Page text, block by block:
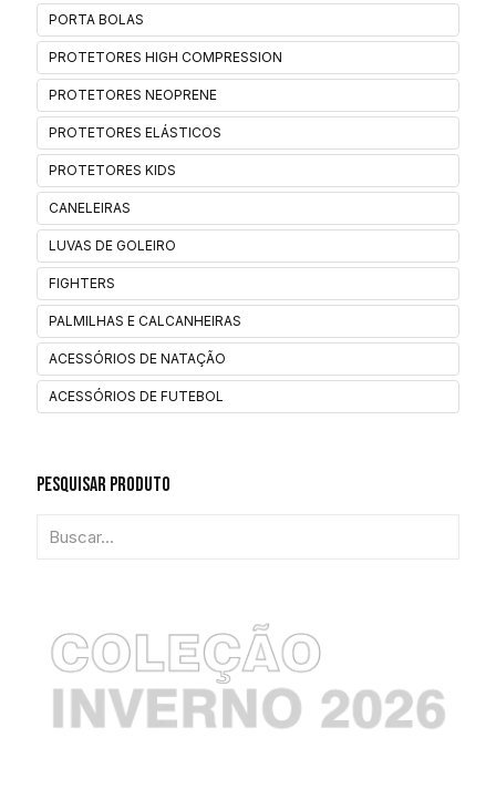
PORTA BOLAS
PROTETORES HIGH COMPRESSION
PROTETORES NEOPRENE
PROTETORES ELÁSTICOS
PROTETORES KIDS
CANELEIRAS
LUVAS DE GOLEIRO
FIGHTERS
PALMILHAS E CALCANHEIRAS
ACESSÓRIOS DE NATAÇÃO
ACESSÓRIOS DE FUTEBOL
Pesquisar Produto